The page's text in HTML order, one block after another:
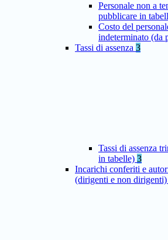
Personale non a
pubblicare in
Costo del
indeterminato (da
Tassi di assenza 3
Tassi di assenza
in tabelle) 3
Incarichi conferiti e
(dirigenti e non dirigenti)